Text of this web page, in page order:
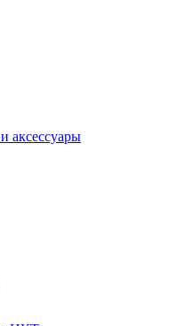
аксессуары